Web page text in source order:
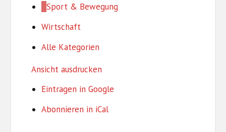
Sport & Bewegung
Wirtschaft
Alle Kategorien
Ansicht ausdrucken
Eintragen in Google
Abonnieren in iCal